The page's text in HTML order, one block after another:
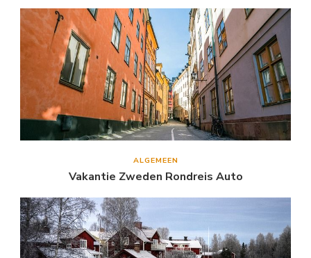
ALGEMEEN
Vakantie Zweden Rondreis Auto